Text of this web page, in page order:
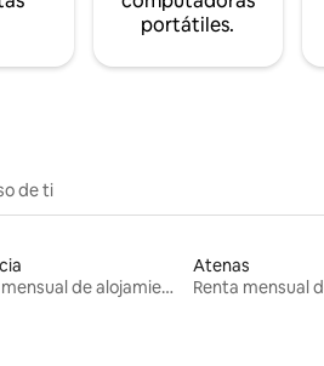
portátiles.
de ti
Renta mensual de alojamientos
Atenas